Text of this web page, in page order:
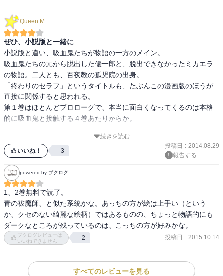
Queen M.
ぜひ、小説版と一緒に
小説版と違い、吸血鬼たちが物語の一方のメイン。
吸血鬼たちの元から脱出した優一郎と、脱出できなかったミカエラ
の物語。二人とも、百夜教の孤児院の出身。
「終わりのセラフ」というタイトルも、たぶんこの漫画版のほうが
直接に関係すると思われる。
第１巻はほとんどプロローグで、本当に面白くなってくるのは本格
的に吸血鬼と接触する４巻あたりからか。
少年漫画らしく家族や友情が前面に出ているのと、グレンが昔より
明るいので、小説版よりは軽い印象。
小説版を読んでいたほうが、多くの登場人物の背景がわかって絶対
続きを読む
いいね！ 3
投稿日 : 2014.08.29
報告する
powered by ブクログ
1、2巻無料で読了。
青の祓魔師、と似た系統かな。あっちの方が絵は上手い（という
か、クセのない綺麗な絵柄）ではあるものの、ちょっと物語的にも
ダークなところが残っているのは、こっちの方が好みかな。
ブクログレビューは
いいねできません
2 投稿日 : 2015.10.14
すべてのレビューを見る